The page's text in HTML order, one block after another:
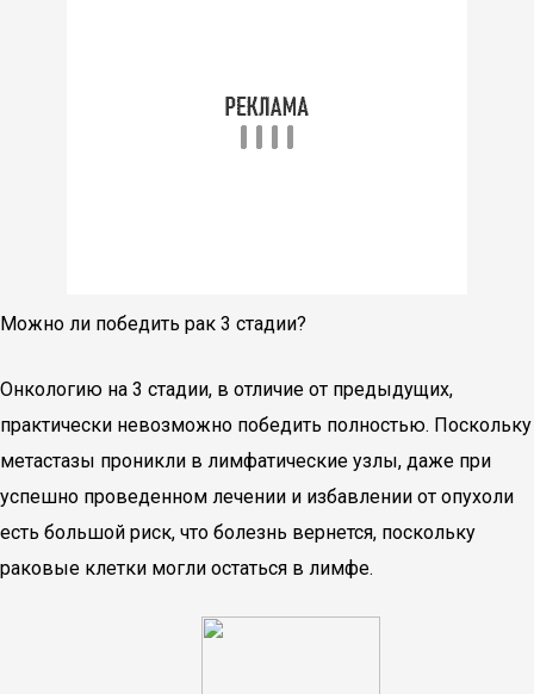
Можно ли победить рак 3 стадии?
Онкологию на 3 стадии, в отличие от предыдущих,
практически невозможно победить полностью. Поскольку
метастазы проникли в лимфатические узлы, даже при
успешно проведенном лечении и избавлении от опухоли
есть большой риск, что болезнь вернется, поскольку
раковые клетки могли остаться в лимфе.